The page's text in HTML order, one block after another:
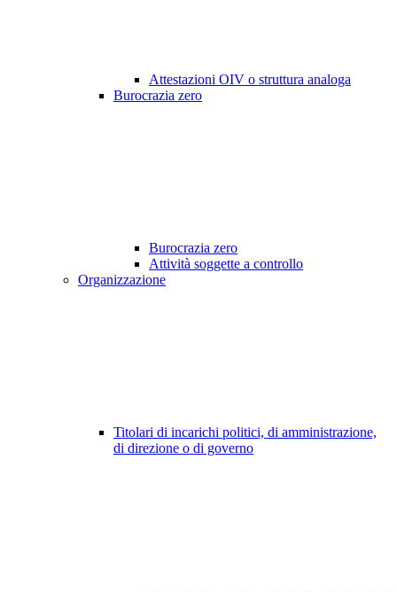
Attestazioni OIV o struttura analoga
Burocrazia zero
Burocrazia zero
Attività soggette a controllo
Organizzazione
Titolari di incarichi politici, di amministrazione,
di direzione o di governo